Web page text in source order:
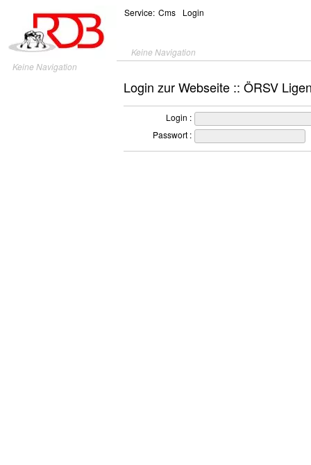
Keine Navigation
Service: Cms Login
Keine Navigation
Login zur Webseite :: ÖRSV
Login :
Passwort :